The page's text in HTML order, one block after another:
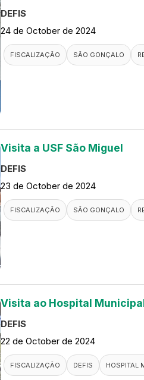
DEFIS
24 de October de 2024
FISCALIZAÇÃO SÃO GONÇALO
Visita a USF São Miguel
DEFIS
23 de October de 2024
FISCALIZAÇÃO SÃO GONÇALO
Visita ao Hospital
DEFIS
22 de October de 2024
FISCALIZAÇÃO DEFIS HOSPITAL